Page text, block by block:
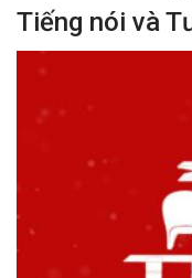
Tiếng nói và